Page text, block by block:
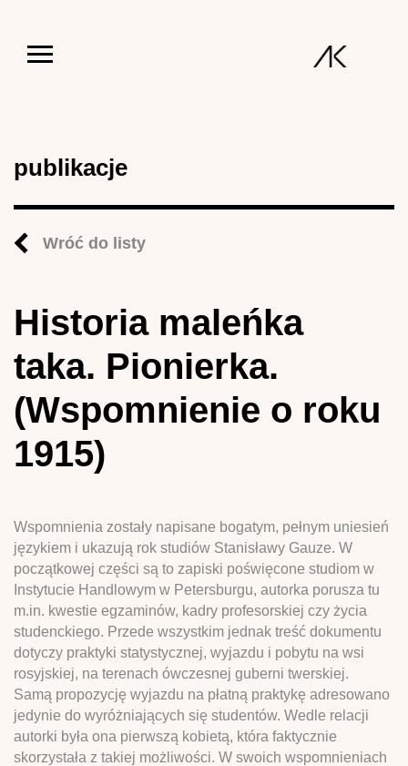
publikacje
Wróć do listy
Historia maleńka
taka. Pionierka.
(Wspomnienie o roku
1915)
Wspomnienia zostały napisane bogatym, pełnym uniesień
językiem i ukazują rok studiów Stanisławy Gauze. W
początkowej części są to zapiski poświęcone studiom w
Instytucie Handlowym w Petersburgu, autorka porusza tu
m.in. kwestie egzaminów, kadry profesorskiej czy życia
studenckiego. Przede wszystkim jednak treść dokumentu
dotyczy praktyki statystycznej, wyjazdu i pobytu na wsi
rosyjskiej, na terenach ówczesnej guberni twerskiej.
Samą propozycję wyjazdu na płatną praktykę adresowano
jedynie do wyróżniających się studentów. Wedle relacji
autorki była ona pierwszą kobietą, która faktycznie
skorzystała z takiej możliwości. W swoich wspomnieniach